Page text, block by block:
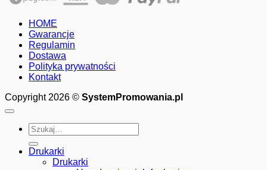
HOME
Gwarancje
Regulamin
Dostawa
Polityka prywatności
Kontakt
Copyright 2026 © SystemPromowania.pl
Szukaj:
Drukarki
Drukarki